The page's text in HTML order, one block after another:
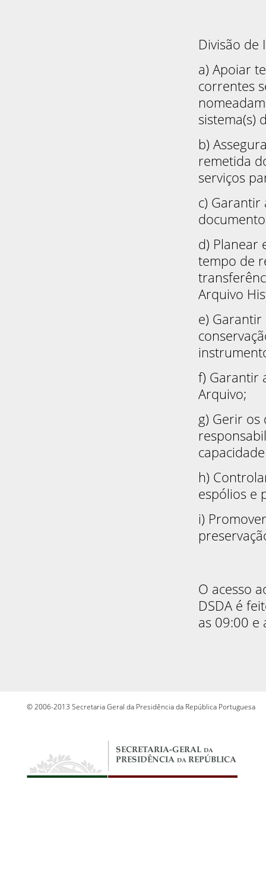
Divisão de
a) Apoiar
correntes
sistema(s)
b)
remetida
serviços
c) Garantir
d) Planear
tempo de
Arquivo
e)
f) Garantir
Arquivo;
g) Gerir os
h)
espólios e
i)
O acesso
DSDA é
as 09:00 e
© 2006-2013 Secretaria Geral da Presidência da República Portuguesa